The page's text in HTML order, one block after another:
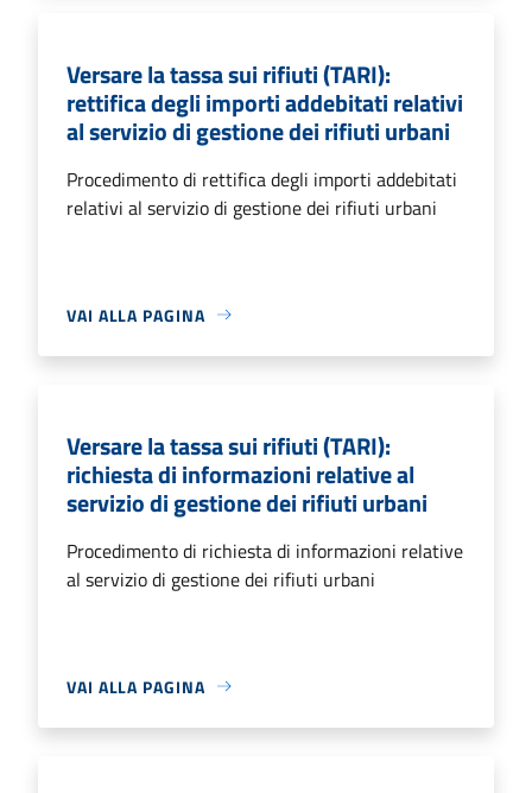
Versare la tassa sui rifiuti (TARI):
rettifica degli importi addebitati relativi
al servizio di gestione dei rifiuti urbani
Procedimento di rettifica degli importi addebitati
relativi al servizio di gestione dei rifiuti urbani
VAI ALLA PAGINA
Versare la tassa sui rifiuti (TARI):
richiesta di informazioni relative al
servizio di gestione dei rifiuti urbani
Procedimento di richiesta di informazioni relative
al servizio di gestione dei rifiuti urbani
VAI ALLA PAGINA